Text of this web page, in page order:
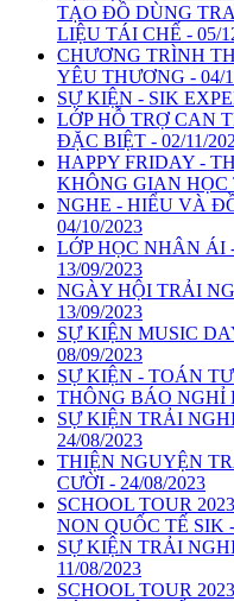
TẠO ĐỒ DÙNG
LIỆU TÁI CHẾ - 05/
CHƯƠNG TRÌNH
YÊU THƯƠNG - 04/
SỰ KIỆN - SIK
LỚP HỖ TRỢ CAN
ĐẶC BIỆT - 02/11/
HAPPY FRIDAY -
KHÔNG GIAN HỌC
NGHE - HIỂU VÀ
04/10/2023
LỚP HỌC NHÂN ÁI
13/09/2023
NGÀY HỘI TRẢI
13/09/2023
SỰ KIỆN MUSIC
08/09/2023
SỰ KIỆN - TOÁN
THÔNG BÁO NGHỈ
SỰ KIỆN TRẢI
24/08/2023
THIỆN NGUYỆN
CƯỜI - 24/08/2023
SCHOOL TOUR
NON QUỐC TẾ SIK
SỰ KIỆN TRẢI
11/08/2023
SCHOOL TOUR